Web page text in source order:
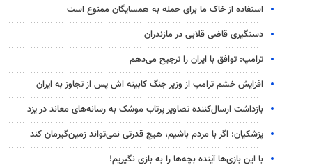
استفاده از خاک ما برای حمله به همسایگان ممنوع است
دستگیری قاضی قلابی در مازندران
ترامپ: توافق با ایران را ترجیح می‌دهم
افزایش خشم ترامپ از وزیر جنگ کابینه اش پس از تجاوز به ایران
بازداشت ارسال‌کننده تصاویر پرتاب موشک به رسانه‌های معاند در یزد
پزشکیان: اگر با مردم باشیم، هیچ قدرتی نمی‌تواند زمین‌گیرمان کند
با این بازی‌ها آینده بچه‌ها را به بازی نگیریم!